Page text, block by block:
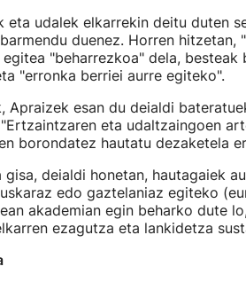
eta udalek elkarrekin deitu duten
duenez. Horren hitzetan,
"beharrezkoa" dela,
"erronka berriei aurre egiteko".
Apraizek esan du deialdi
eta udaltzaingoen
borondatez hautatu dezaketela
gisa, deialdi honetan, hautagaiek
edo gaztelaniaz egiteko
akademian egin beharko dute
ezagutza eta lankidetza